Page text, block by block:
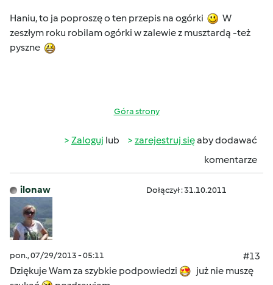
Haniu, to ja poproszę o ten przepis na ogórki
W
zeszłym roku robilam ogórki w zalewie z musztardą -też
pyszne
Góra strony
Zaloguj lub zarejestruj sięaby dodawać
komentarze
ilonaw Dołączył : 31.10.2011
pon., 07/29/2013 - 05:11
#13
Dziękuje Wam za szybkie podpowiedzi
już nie muszę